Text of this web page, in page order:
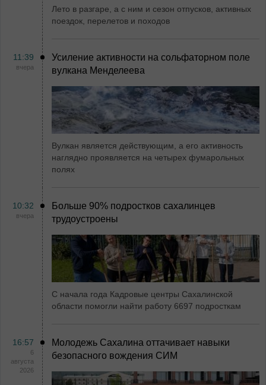
Лето в разгаре, а с ним и сезон отпусков, активных
поездок, перелетов и походов
11:39
вчера
Усиление активности на сольфаторном поле
вулкана Менделеева
Вулкан является действующим, а его активность
наглядно проявляется на четырех фумарольных
полях
10:32
вчера
Больше 90% подростков сахалинцев
трудоустроены
С начала года Кадровые центры Сахалинской
области помогли найти работу 6697 подросткам
16:57
6
августа
2026
Молодежь Сахалина оттачивает навыки
безопасного вождения СИМ